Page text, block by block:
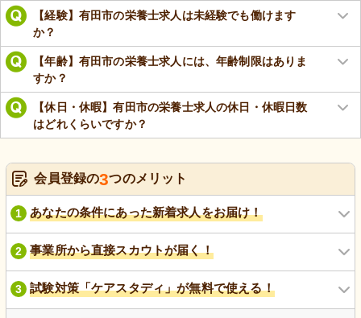
【経験】有田市の栄養士求人は未経験でも働けます
か？
【年齢】有田市の栄養士求人には、年齢制限はありま
すか？
【休日・休暇】有田市の栄養士求人の休日・休暇日数
はどれくらいですか？
会員登録の3つのメリット
1 あなたの条件にあった新着求人をお届け！
2 事業所から直接スカウトが届く！
3 試験対策「ケアスタディ」が無料で使える！